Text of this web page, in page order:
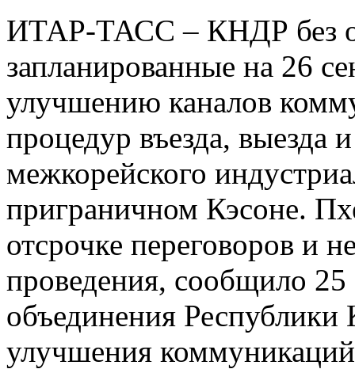
ИТАР-ТАСС – КНДР без
запланированные на 26
улучшению каналов
процедур въезда, выезда
межкорейского
приграничном Кэсоне.
отсрочке переговоров и
проведения, сообщило 25
объединения
улучшения